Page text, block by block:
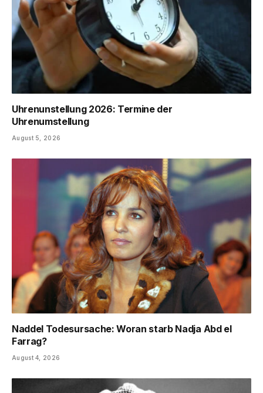
Uhrenunstellung 2026: Termine der
Uhrenumstellung
August 5, 2026
Naddel Todesursache: Woran starb Nadja Abd el
Farrag?
August 4, 2026